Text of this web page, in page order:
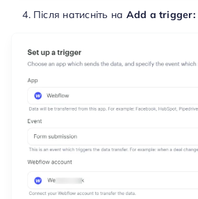
Після натисніть на Add a trigger: